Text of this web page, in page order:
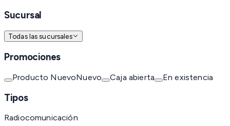
Sucursal
Todas las sucursales
Promociones
Producto NuevoNuevo Caja abierta En existencia
Tipos
Radiocomunicación